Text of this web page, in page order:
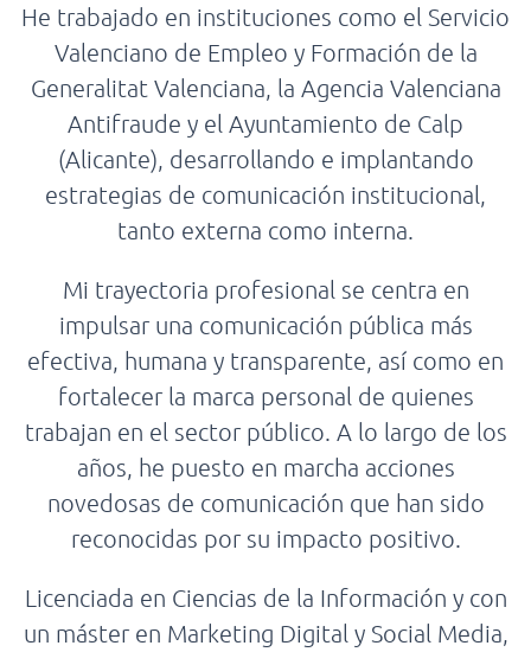
He trabajado en instituciones como el Servicio
Valenciano de Empleo y Formación de la
Generalitat Valenciana, la Agencia Valenciana
Antifraude y el Ayuntamiento de Calp
(Alicante), desarrollando e implantando
estrategias de comunicación institucional,
tanto externa como interna.
Mi trayectoria profesional se centra en
impulsar una comunicación pública más
efectiva, humana y transparente, así como en
fortalecer la marca personal de quienes
trabajan en el sector público. A lo largo de los
años, he puesto en marcha acciones
novedosas de comunicación que han sido
reconocidas por su impacto positivo.
Licenciada en Ciencias de la Información y con
un máster en Marketing Digital y Social Media,